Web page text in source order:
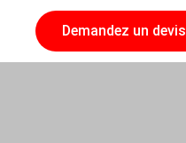
Demandez un devis